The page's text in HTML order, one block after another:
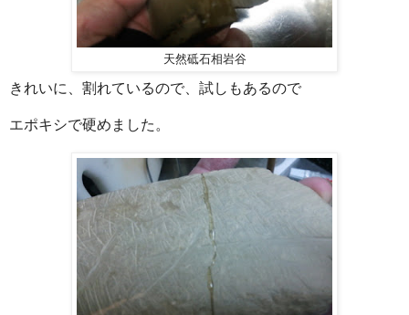
天然砥石相岩谷
きれいに、割れているので、試しもあるので
エポキシで硬めました。